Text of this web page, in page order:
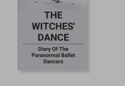
40%
dcto.